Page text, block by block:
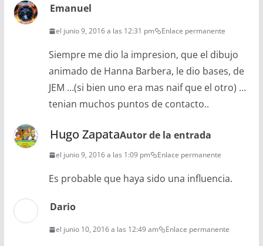
Emanuel
el junio 9, 2016 a las 12:31 pm Enlace permanente
Siempre me dio la impresion, que el dibujo
animado de Hanna Barbera, le dio bases, de
JEM …(si bien uno era mas naif que el otro) …
tenian muchos puntos de contacto..
Hugo ZapataAutor de la entrada
el junio 9, 2016 a las 1:09 pm Enlace permanente
Es probable que haya sido una influencia.
Dario
el junio 10, 2016 a las 12:49 am Enlace permanente